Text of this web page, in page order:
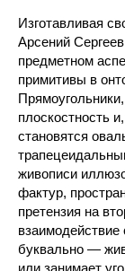
Изготавливая
Арсений
предметном
примитивы в
плоскостность
становятся
живописи
фактур,
претензия на
взаимодействие
буквально —